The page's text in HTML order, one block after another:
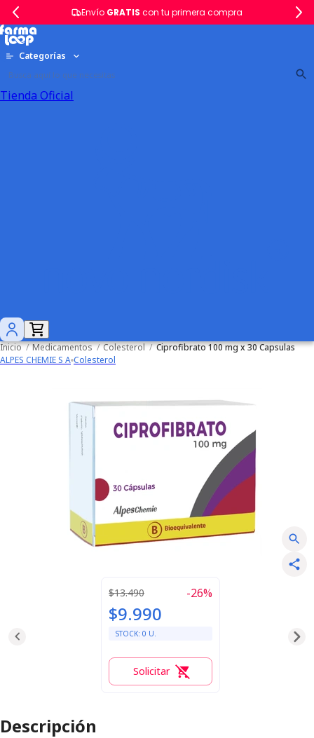
Envío GRATIS con tu primera compra
Categorías
Tienda Oficial
Inicio / Medicamentos / Colesterol / Ciprofibrato 100 mg x 30 Capsulas
ALPES CHEMIE S A Colesterol
$13.490 -26%
$9.990
STOCK: 0 U.
Solicitar
Descripción